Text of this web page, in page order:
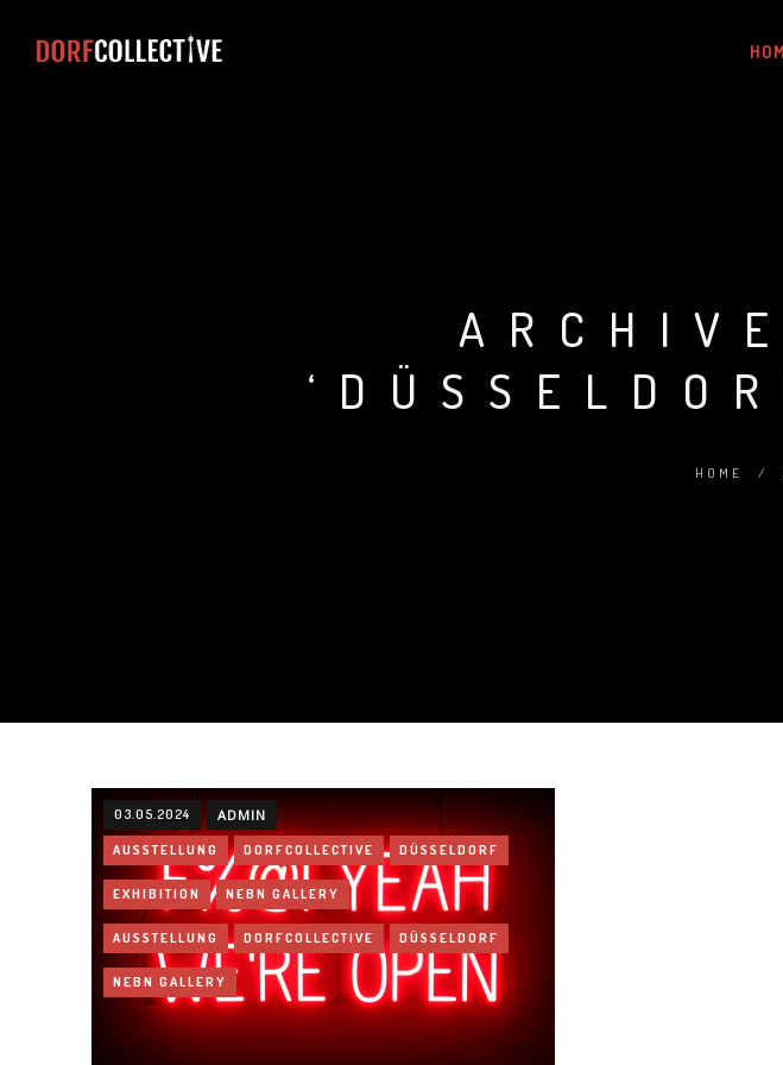
HOME /
03.05.2024 ADMIN
AUSSTELLUNG DORFCOLLECTIVE DÜSSELDORF
EXHIBITION NEBN GALLERY
AUSSTELLUNG DORFCOLLECTIVE DÜSSELDORF
NEBN GALLERY